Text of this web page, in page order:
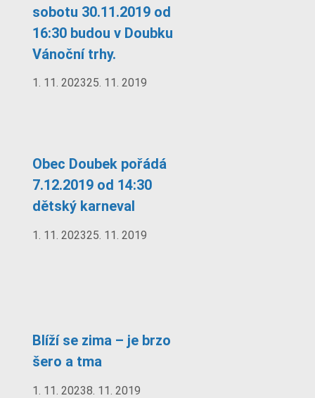
sobotu 30.11.2019 od
16:30 budou v Doubku
Vánoční trhy.
1. 11. 202325. 11. 2019
Obec Doubek pořádá
7.12.2019 od 14:30
dětský karneval
1. 11. 202325. 11. 2019
Blíží se zima – je brzo
šero a tma
1. 11. 20238. 11. 2019